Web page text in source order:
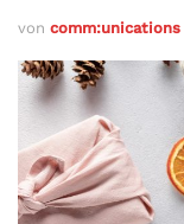
von comm:unications